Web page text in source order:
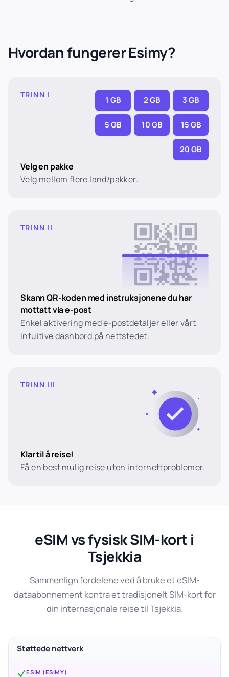
Hvordan fungerer Esimy?
TRINN I
1 GB 2 GB 3 GB
5 GB 10 GB 15 GB
20 GB
Velg en pakke
Velg mellom flere land/pakker.
TRINN II
Skann QR-koden med instruksjonene du har
mottatt via e-post
Enkel aktivering med e-postdetaljer eller vårt
intuitive dashbord på nettstedet.
TRINN III
Klar til å reise!
Få en best mulig reise uten internettproblemer.
eSIM vs fysisk SIM-kort i
Tsjekkia
Sammenlign fordelene ved å bruke et eSIM-
dataabonnement kontra et tradisjonelt SIM-kort for
din internasjonale reise til Tsjekkia.
Støttede nettverk
ESIM (ESIMY)